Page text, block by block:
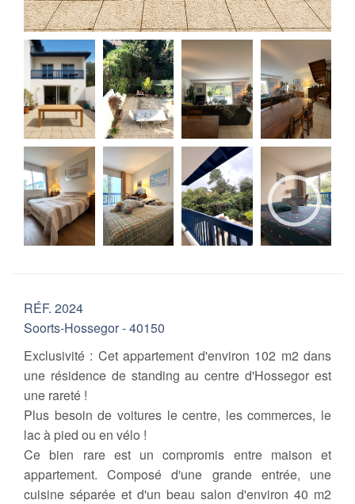
RÉF. 2024
Soorts-Hossegor - 40150
Exclusivité : Cet appartement d'environ 102 m2 dans
une résidence de standing au centre d'Hossegor est
une rareté !
Plus besoin de voitures le centre, les commerces, le
lac à pied ou en vélo !
Ce bien rare est un compromis entre maison et
appartement. Composé d'une grande entrée, une
cuisine séparée et d'un beau salon d'environ 40 m2